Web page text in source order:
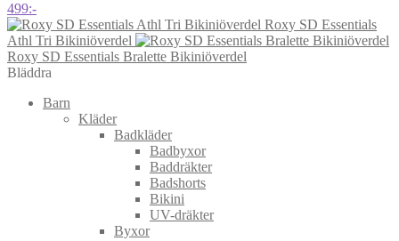
499:-
Roxy SD Essentials
Athl Tri Bikiniöverdel
Roxy SD Essentials Bralette Bikiniöverdel
Bläddra
Barn
Kläder
Badkläder
Badbyxor
Baddräkter
Badshorts
Bikini
UV-dräkter
Byxor